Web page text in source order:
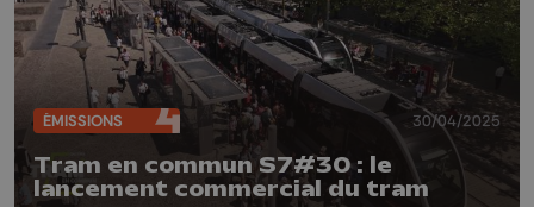
ÉMISSIONS 30/04/2025
Tram en commun S7#30 : le
lancement commercial du tram